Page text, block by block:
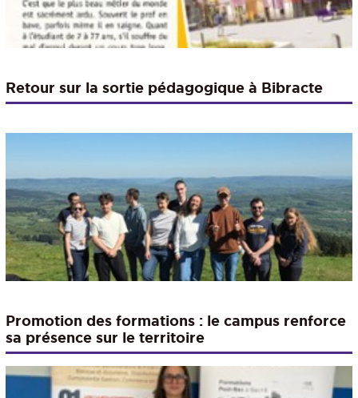
Retour sur la sortie pédagogique à Bibracte
Promotion des formations : le campus renforce
sa présence sur le territoire